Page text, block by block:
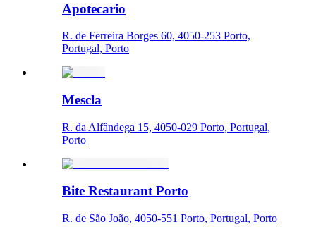
Apotecario
R. de Ferreira Borges 60, 4050-253 Porto,
Portugal, Porto
Mescla
R. da Alfândega 15, 4050-029 Porto, Portugal,
Porto
Bite Restaurant Porto
R. de São João, 4050-551 Porto, Portugal, Porto